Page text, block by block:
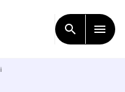
CONTENU
search menu